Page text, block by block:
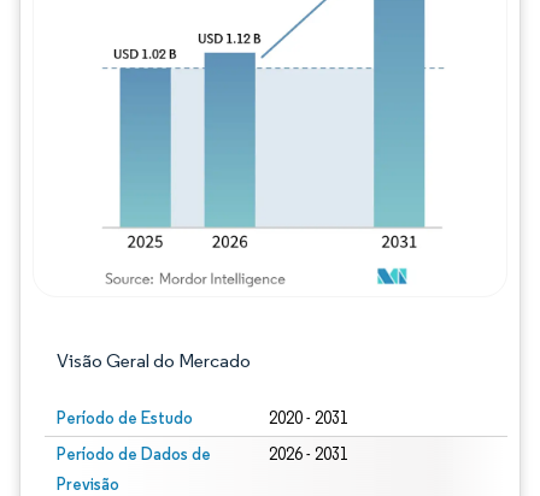
Visão Geral do Mercado
Período de Estudo 2020 - 2031
Período de Dados de
Previsão
2026 - 2031